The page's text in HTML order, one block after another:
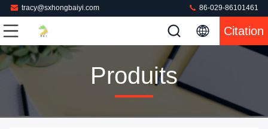
tracy@sxhongbaiyi.com 86-029-86101461
Citation
Produits